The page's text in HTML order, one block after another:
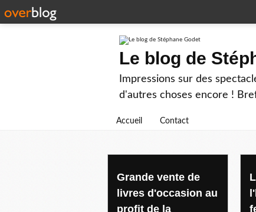
Le blog de
Impressions sur des
d'autres choses encore !
Accueil Contact
grand nancy
Grande vente de
livres d'occasion au
profit de la